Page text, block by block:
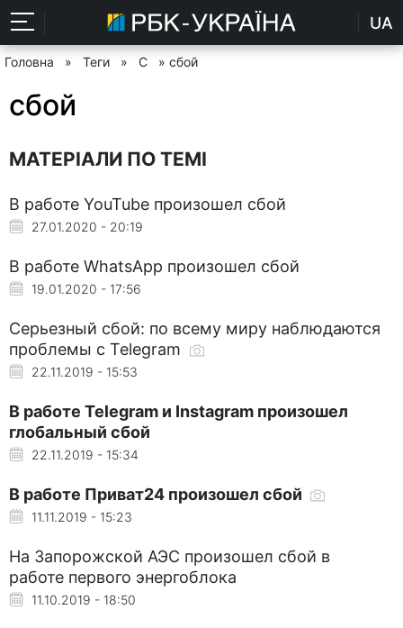
UA
Головна » Теги » С » сбой
сбой
МАТЕРІАЛИ ПО ТЕМІ
В работе YouTube произошел сбой
27.01.2020 - 20:19
В работе WhatsApp произошел сбой
19.01.2020 - 17:56
Серьезный сбой: по всему миру наблюдаются
проблемы с Telegram
22.11.2019 - 15:53
В работе Telegram и Instagram произошел
глобальный сбой
22.11.2019 - 15:34
В работе Приват24 произошел сбой
11.11.2019 - 15:23
На Запорожской АЭС произошел сбой в
работе первого энергоблока
11.10.2019 - 18:50